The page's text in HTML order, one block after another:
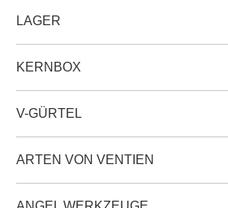
LAGER
KERNBOX
V-GÜRTEL
ARTEN VON VENTIEN